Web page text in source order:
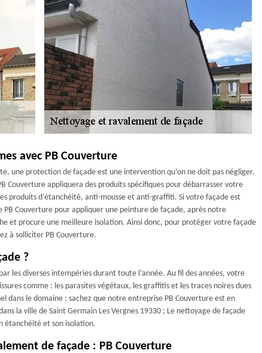
avec PB Couverture
une protection de façade est une intervention qu’on ne doit pas négliger.
Couverture appliquera des produits spécifiques pour débarrasser votre
produits d’étanchéité, anti-mousse et anti-graffiti. Si votre façade est
Couverture pour appliquer une peinture de façade, après notre
et procure une meilleure isolation. Ainsi donc, pour protéger votre façade
à solliciter PB Couverture.
?
les diverses intempéries durant toute l’année. Au fil des années, votre
comme : les parasites végétaux, les graffitis et les traces noires dues
dans le domaine ; sachez que notre entreprise PB Couverture est en
la ville de Saint Germain Les Vergnes 19330 ; Le nettoyage de façade
étanchéité et son isolation.
de façade : PB Couverture